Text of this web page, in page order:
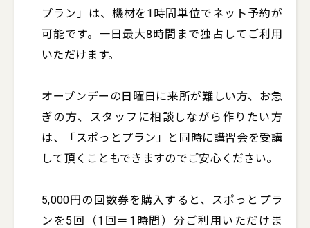
プラン」は、機材を1時間単位でネット予約が
可能です。一日最大8時間まで独占してご利用
いただけます。
オープンデーの日曜日に来所が難しい方、お急
ぎの方、スタッフに相談しながら作りたい方
は、「スポっとプラン」と同時に講習会を受講
して頂くこともできますのでご安心ください。
5,000円の回数券を購入すると、スポっとプラ
ンを5回（1回＝1時間）分ご利用いただけま